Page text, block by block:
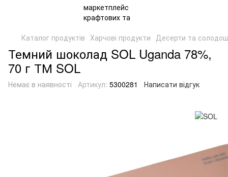
Каталог продуктів Харчові продукти Десерти та
Темний шоколад SOL Uganda 78%,
70 г ТМ SOL
Немає в наявності Артикул: 5300281 Написати відгук